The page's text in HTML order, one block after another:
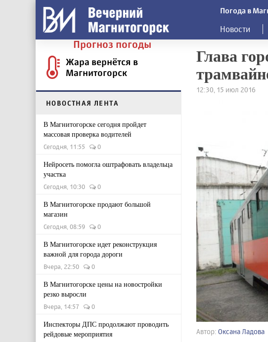
Погода в
Новости
Прогноз погоды
Жара вернётся в
Магнитогорск
НОВОСТНАЯ ЛЕНТА
В Магнитогорске сегодня пройдет
массовая проверка водителей
Сегодня, 11:55 0
Нейросеть помогла оштрафовать владельца
участка
Сегодня, 10:30 0
В Магнитогорске продают большой
магазин
Сегодня, 08:59 0
В Магнитогорске идет реконструкция
важной для города дороги
Вчера, 22:50 0
В Магнитогорске цены на новостройки
резко выросли
Вчера, 14:57 0
Инспекторы ДПС продолжают проводить
рейдовые мероприятия
Глава
12:30, 15 июл 2016
Автор: Оксана Ладова